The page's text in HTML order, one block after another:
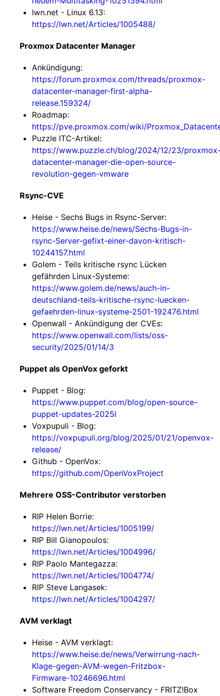
lwn.net - Linux 6.13:
https://lwn.net/Articles/1005488/
Proxmox Datacenter Manager
Ankündigung:
https://forum.proxmox.com/threads/proxmox-
datacenter-manager-first-alpha-
release.159324/
Roadmap:
https://pve.proxmox.com/wiki/
Puzzle ITC-Artikel:
https://www.puzzle.ch/blog/2024/12/23/
datacenter-manager-die-open-source-
revolution-gegen-vmware
Rsync-CVE
Heise - Sechs Bugs in Rsync-Server:
https://www.heise.de/news/Sechs-Bugs-in-
rsync-Server-gefixt-einer-davon-kritisch-
10244157.html
Golem - Teils kritische rsync Lücken
gefährden Linux-Systeme:
https://www.golem.de/news/auch-in-
deutschland-teils-kritische-rsync-luecken-
gefaehrden-linux-systeme-2501-192476.html
Openwall - Ankündigung der CVEs:
https://www.openwall.com/lists/oss-
security/2025/01/14/3
Puppet als OpenVox geforkt
Puppet - Blog:
https://www.puppet.com/blog/open-source-
puppet-updates-2025l
Voxpupuli - Blog:
https://voxpupuli.org/blog/2025/01/21/openvox-
release/
Github - OpenVox:
https://github.com/OpenVoxProject
Mehrere OSS-Contributor verstorben
RIP Helen Borrie:
https://lwn.net/Articles/1005199/
RIP Bill Gianopoulos:
https://lwn.net/Articles/1004996/
RIP Paolo Mantegazza:
https://lwn.net/Articles/1004774/
RIP Steve Langasek:
https://lwn.net/Articles/1004297/
AVM verklagt
Heise - AVM verklagt:
https://www.heise.de/news/Verwirrung-nach-
Klage-gegen-AVM-wegen-Fritzbox-
Firmware-10246696.html
Software Freedom Conservancy - FRITZ!Box